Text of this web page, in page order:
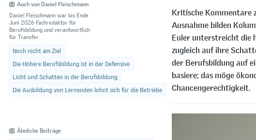
Auch von Daniel Fleischmann
Daniel Fleischmann war bis Ende
Juni 2026 Fachredaktor für
Berufsbildung und verantwortlich
für Transfer.
Noch nicht am Ziel
Die Höhere Berufsbildung ist in der Defensive
Licht und Schatten in der Berufsbildung
Die Ausbildung von Lernenden lohnt sich für die Betriebe
Ähnliche Beiträge
Kritische Kommentare
Ausnahme bilden
Euler unterstreicht die
zugleich auf ihre
der Berufsbildung auf
basiere; das möge
Chancengerechtigkeit.